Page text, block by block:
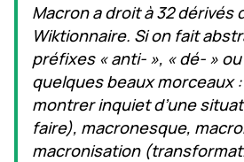
Macron a droit à 32 dérivés
Wiktionnaire. Si on fait
préfixes « anti- », « dé- »
quelques beaux morceaux
montrer inquiet d’une
faire), macronesque,
macronisation